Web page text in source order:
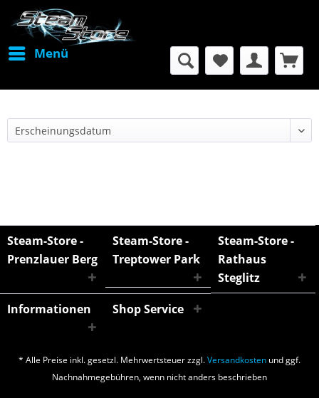
Menü
Steam-Store -
Prenzlauer Berg
Steam-Store -
Treptower Park
Steam-Store -
Rathaus
Steglitz
Informationen
Shop Service
* Alle Preise inkl. gesetzl. Mehrwertsteuer zzgl.Versandkosten und ggf.
Nachnahmegebühren, wenn nicht anders beschrieben